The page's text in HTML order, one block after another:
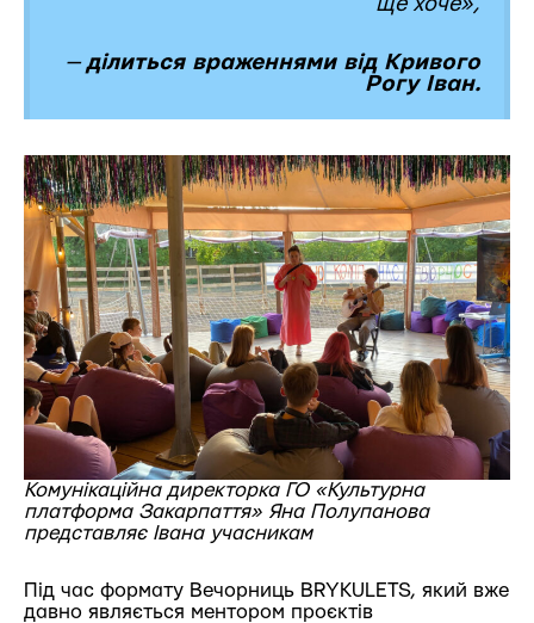
—ділиться враженнями від Кривого
Рогу Іван.
Комунікаційна директорка ГО «Культурна
платформа Закарпаття» Яна Полупанова
представляє Івана учасникам
Під час формату Вечорниць BRYKULETS, який вже
давно являється ментором проєктів